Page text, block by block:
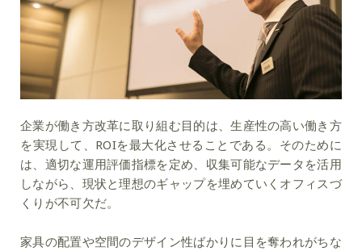
企業が働き方改革に取り組む目的は、生産性の高い働き方
を実現して、ROIを最大化させることである。そのために
は、適切な運用評価指標を定め、収集可能なデータを活用
しながら、現状と理想のギャップを埋めていくオフィスづ
くりが不可欠だ。
家具の配置や空間のデザイン性ばかりに目を奪われがちな